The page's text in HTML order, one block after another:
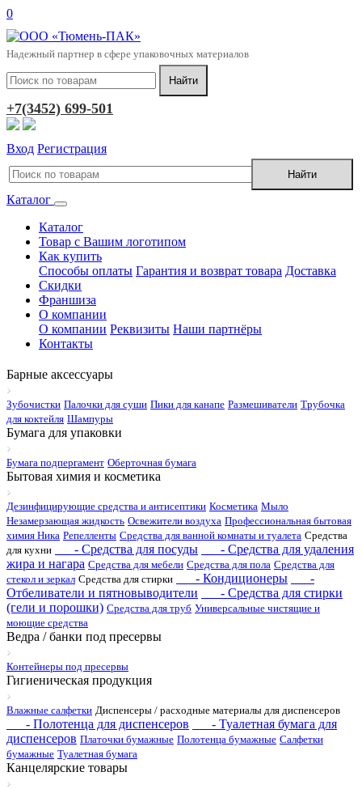
0
Надежный партнер в сфере упаковочных материалов
+7(3452) 699-501
Вход Регистрация
Каталог
Каталог
Товар с Вашим логотипом
Как купить
Способы оплаты Гарантия и возврат товара Доставка
Скидки
Франшиза
О компании
О компании Реквизиты Наши партнёры
Контакты
Барные аксессуары
Зубочистки Палочки для суши Пики для канапе Размешиватели Трубочка
для коктейля Шампуры
Бумага для упаковки
Бумага подпергамент Оберточная бумага
Бытовая химия и косметика
Дезинфицирующие средства и антисептики Косметика Мыло
Незамерзающая жидкость Освежители воздуха Профессиональная бытовая
химия Ника Репелленты Средства для ванной комнаты и туалета Средства
для кухни
- Средства для посуды
- Средства для удаления
жира и нагара Средства для мебели Средства для пола Средства для
стекол и зеркал Средства для стирки - Кондиционеры
-
Отбеливатели и пятновыводители
- Средства для стирки
(гели и порошки) Средства для труб Универсальные чистящие и
моющие средства
Ведра / банки под пресервы
Контейнеры под пресервы
Гигиеническая продукция
Влажные салфетки Диспенсеры / расходные материалы для диспенсеров
- Полотенца для диспенсеров
- Туалетная бумага для
диспенсеров Платочки бумажные Полотенца бумажные Салфетки
бумажные Туалетная бумага
Канцелярские товары